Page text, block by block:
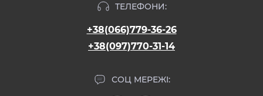
ТЕЛЕФОНИ:
+38(066)779-36-26
+38(097)770-31-14
СОЦ МЕРЕЖІ: